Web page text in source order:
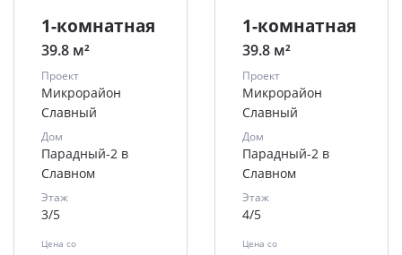
1-комнатная
39.8 м²
Проект
Микрорайон
Славный
Дом
Парадный-2 в
Славном
Этаж
3/5
Цена со
1-комнатная
39.8 м²
Проект
Микрорайон
Славный
Дом
Парадный-2 в
Славном
Этаж
4/5
Цена со